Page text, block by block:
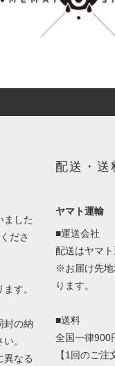
ました
ださ
す。
封の納
。
異なる
配送・送
ヤマト運輸
■運送会社
配送はヤマ
※お届け先地
ります。
■送料
全国一律900
【1回のご